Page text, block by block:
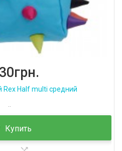
Half multi средний
..
Купить